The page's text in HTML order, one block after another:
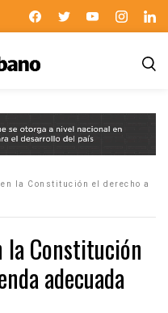
la Constitución el derecho a
la Constitución
adecuada